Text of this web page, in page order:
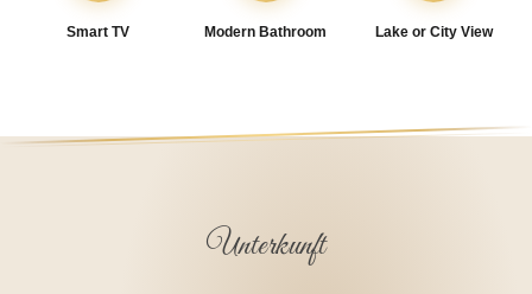
Smart TV Modern Bathroom Lake or City View
Unterkunft